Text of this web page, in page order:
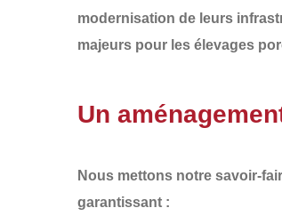
modernisation de leurs
majeurs pour les élevages
Un
Nous mettons notre savoir-
garantissant :